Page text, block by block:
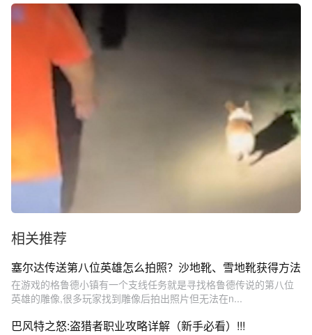
相关推荐
塞尔达传送第八位英雄怎么拍照？沙地靴、雪地靴获得方法
在游戏的格鲁德小镇有一个支线任务就是寻找格鲁德传说的第八位
英雄的雕像,很多玩家找到雕像后拍出照片但无法在n...
巴风特之怒:盗猎者职业攻略详解（新手必看）!!!